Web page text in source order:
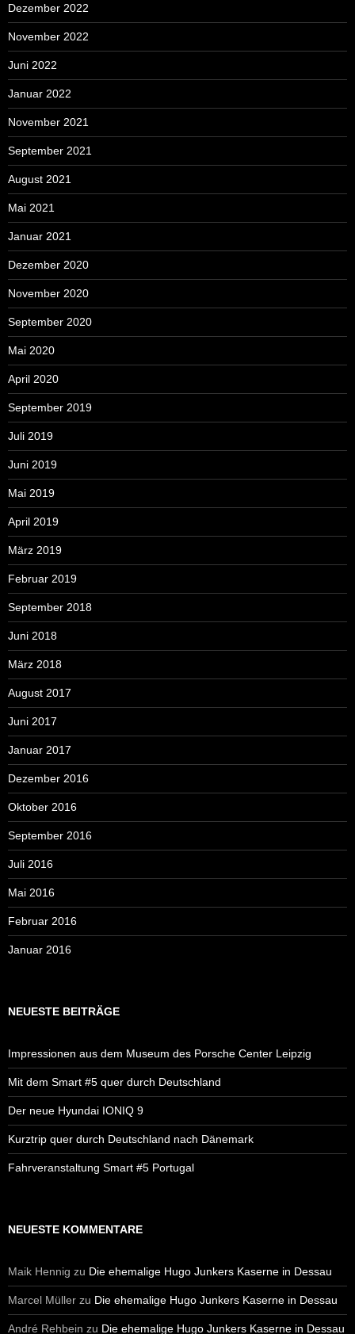
Dezember 2022
November 2022
Juni 2022
Januar 2022
November 2021
September 2021
August 2021
Mai 2021
Januar 2021
Dezember 2020
November 2020
September 2020
Mai 2020
April 2020
September 2019
Juli 2019
Juni 2019
Mai 2019
April 2019
März 2019
Februar 2019
September 2018
Juni 2018
März 2018
August 2017
Juni 2017
Januar 2017
Dezember 2016
Oktober 2016
September 2016
Juli 2016
Mai 2016
Februar 2016
Januar 2016
NEUESTE BEITRÄGE
Impressionen aus dem Museum des Porsche Center Leipzig
Mit dem Smart #5 quer durch Deutschland
Der neue Hyundai IONIQ 9
Kurztrip quer durch Deutschland nach Dänemark
Fahrveranstaltung Smart #5 Portugal
NEUESTE KOMMENTARE
Maik Hennig zu Die ehemalige Hugo Junkers Kaserne in Dessau
Marcel Müller zu Die ehemalige Hugo Junkers Kaserne in Dessau
André Rehbein zu Die ehemalige Hugo Junkers Kaserne in Dessau